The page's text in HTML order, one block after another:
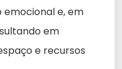
e, em
em
e recursos